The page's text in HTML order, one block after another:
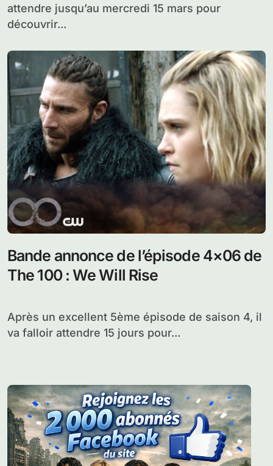
attendre jusqu’au mercredi 15 mars pour
découvrir...
Bande annonce de l’épisode 4×06 de
The 100 : We Will Rise
Après un excellent 5ème épisode de saison 4, il
va falloir attendre 15 jours pour...